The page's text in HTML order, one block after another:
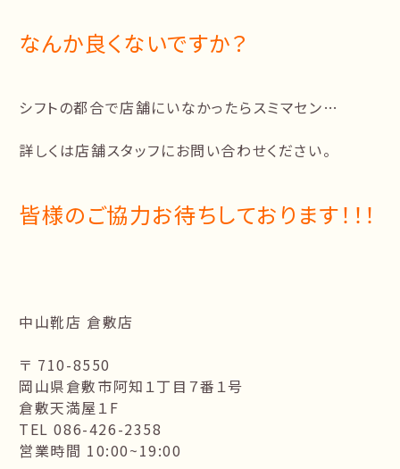
なんか良くないですか？
シフトの都合で店舗にいなかったらスミマセン…
詳しくは店舗スタッフにお問い合わせください。
皆様のご協力お待ちしております！！！
中山靴店 倉敷店
〒 710-8550
岡山県倉敷市阿知１丁目７番１号
倉敷天満屋１F
TEL 086-426-2358
営業時間 10:00~19:00